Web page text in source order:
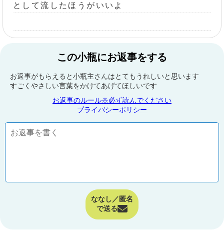
として流したほうがいいよ
この小瓶にお返事をする
お返事がもらえると小瓶主さんはとてもうれしいと思います
すごくやさしい言葉をかけてあげてほしいです
お返事のルール※必ず読んでください
プライバシーポリシー
ななし／匿名
で送る